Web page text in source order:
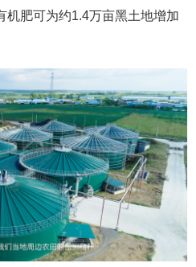
机肥可为约1.4万亩黑土地增加